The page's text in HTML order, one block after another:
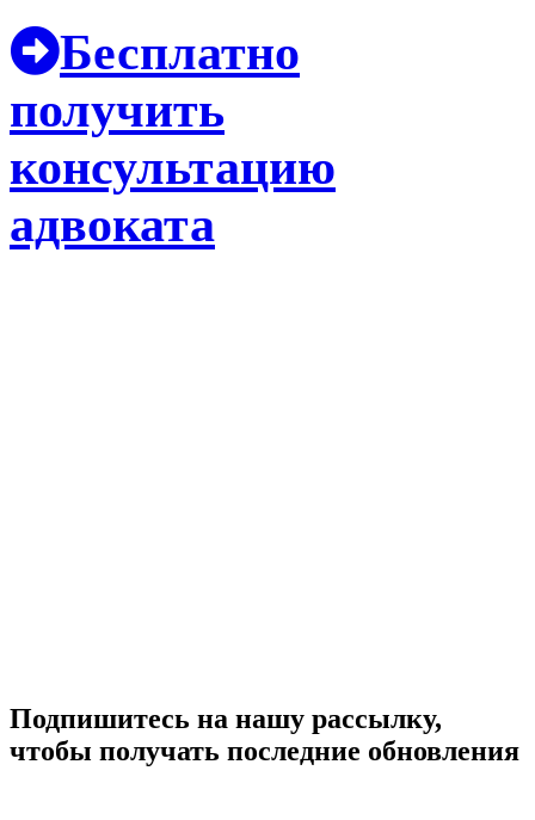
Бесплатно
получить
консультацию
адвоката
Подпишитесь на нашу рассылку,
чтобы получать последние обновления